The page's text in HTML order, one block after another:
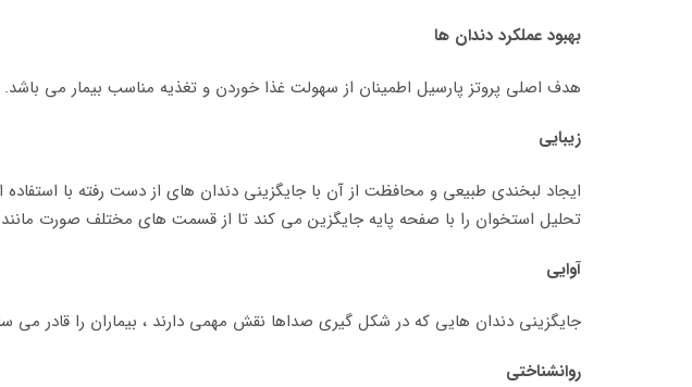
بهبود عملکرد دندان ها
هدف اصلی پروتز پارسیل اطمینان از سهولت غذا خوردن و تغذیه مناسب بیمار می باشد.
زیبایی
ایجاد لبخندی طبیعی و محافظت از آن با جایگزینی دندان های از دست رفته با
تحلیل استخوان را با صفحه پایه جایگزین می کند تا از قسمت های مختلف صورت
آوایی
جایگزینی دندان هایی که در شکل گیری صداها نقش مهمی دارند ، بیماران را قادر می
روانشناختی